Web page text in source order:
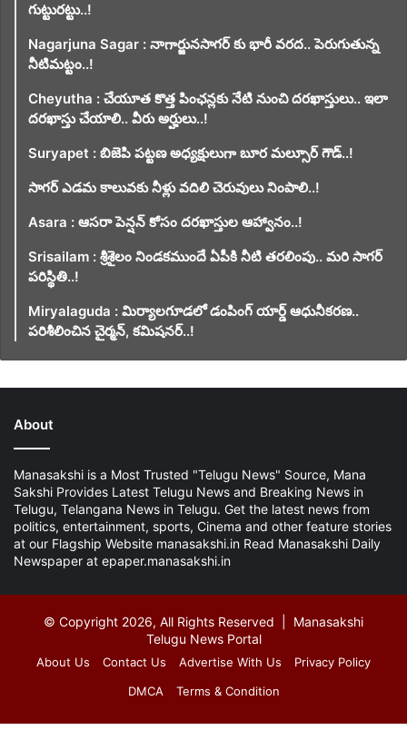
గుట్టురట్టు..!
Nagarjuna Sagar : నాగార్జునసాగర్ కు భారీ వరద.. పెరుగుతున్న
నీటిమట్టం..!
Cheyutha : చేయూత కొత్త పింఛన్లకు నేటి నుంచి దరఖాస్తులు.. ఇలా
దరఖాస్తు చేయాలి.. వీరు అర్హులు..!
Suryapet : బిజెపి పట్టణ అధ్యక్షులుగా బూర మల్సూర్ గౌడ్..!
సాగర్ ఎడమ కాలువకు నీళ్లు వదిలి చెరువులు నింపాలి..!
Asara : ఆసరా పెన్షన్ కోసం దరఖాస్తుల ఆహ్వానం..!
Srisailam : శ్రీశైలం నిండకముందే ఏపీకి నీటి తరలింపు.. మరి సాగర్
పరిస్థితి..!
Miryalaguda : మిర్యాలగూడలో డంపింగ్ యార్డ్ ఆధునీకరణ..
పరిశీలించిన చైర్మన్, కమిషనర్..!
About
Manasakshi is a Most Trusted "Telugu News" Source, Mana
Sakshi Provides Latest Telugu News and Breaking News in
Telugu, Telangana News in Telugu. Get the latest news from
politics, entertainment, sports, Cinema and other feature stories
at our Flagship Website manasakshi.in Read Manasakshi Daily
Newspaper at epaper.manasakshi.in
© Copyright 2026, All Rights Reserved | Manasakshi
Telugu News Portal
About Us Contact Us Advertise With Us
Privacy Policy
DMCA
Terms & Condition